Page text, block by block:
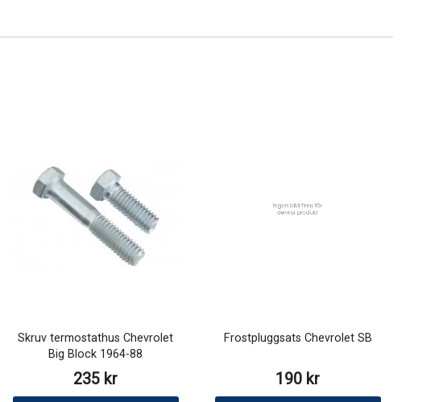
Skruv termostathus Chevrolet
Big Block 1964-88
235 kr
Frostpluggsats Chevrolet SB
190 kr